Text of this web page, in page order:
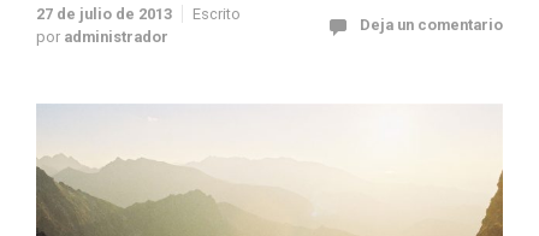
27 de julio de 2013
Escrito
por administrador
Deja un comentario